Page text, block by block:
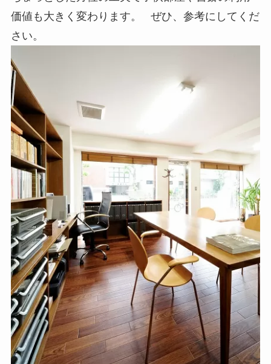
価値も大きく変わります。 ぜひ、参考にしてくだ
さい。